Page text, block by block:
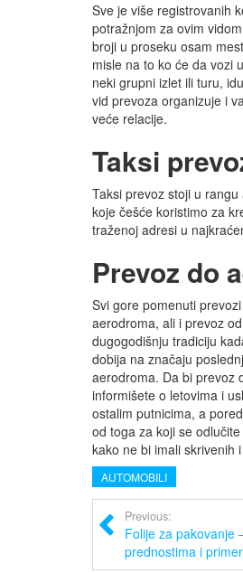
Sve je više registrovanih
potražnjom za ovim
broji u proseku osam
misle na to ko će da vozi
neki grupni izlet ili turu,
vid prevoza organizuje i
veće relacije.
Taksi
Taksi prevoz stoji u
koje češće koristimo za
traženoj adresi u
Prevoz do
Svi gore pomenuti
aerodroma, ali i prevoz
dugogodišnju tradiciju
dobija na značaju
aerodroma. Da bi prevoz
informišete o letovima i
ostalim putnicima, a
od toga za koji se
kako ne bi imali skrivenih
AUTOMOBILI
Previous:
Folije za pakovanje
prednostima i